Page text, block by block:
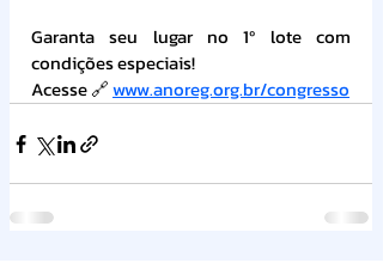
Garanta seu lugar no 1º lote com
condições especiais!
Acesse 🔗 www.anoreg.org.br/congresso